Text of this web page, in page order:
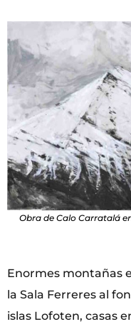
Obra de Calo Carratalá
Enormes montañas
la Sala Ferreres al
islas Lofoten, casas